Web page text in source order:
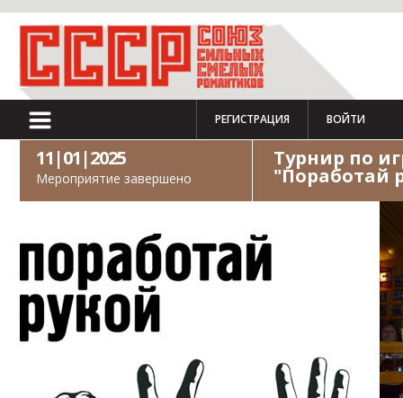
РЕГИСТРАЦИЯ ВОЙТИ
11|01|2025
Мероприятие завершено
Турнир по
"Поработай